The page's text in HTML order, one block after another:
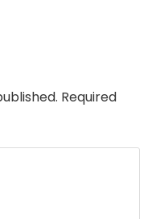
Required